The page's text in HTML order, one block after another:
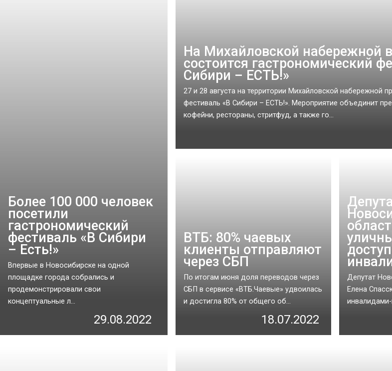
Более 100 000 человек
посетили
гастрономический
фестиваль «В Сибири
– Есть!»
Впервые в Новосибирске на одной
площадке города собрались и
продемонстрировали свои
концептуальные л...
29.08.2022
На Михайловской набережной
состоится гастрономический
Сибири – ЕСТЬ!»
27 и 28 августа на территории Михайловской набережной
фестиваль «В Сибири – ЕСТЬ!». Мероприятие объединит
кофейни, рестораны, стритфуд, а также го...
ВТБ: 80% чаевых
клиенты отправляют
через СБП
По итогам июня доля переводов через
СБП в сервисе «ВТБ.Чаевые» удвоилась
и достигла 80% от общего об...
18.07.2022
Депутат
Елена